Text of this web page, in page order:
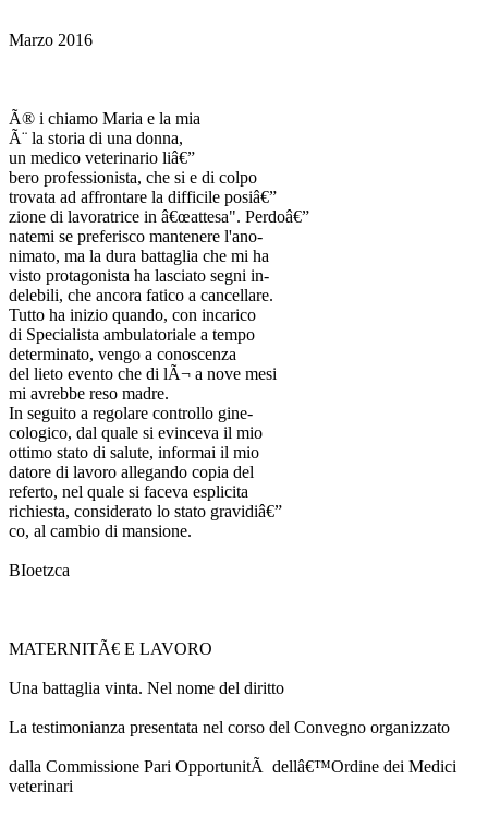
Marzo 2016
Ã® i chiamo Maria e la mia
Ã¨ la storia di una donna,
un medico veterinario liâ€”
bero professionista, che si e di colpo
trovata ad affrontare la difficile posiâ€”
zione di lavoratrice in â€œattesa". Perdoâ€”
natemi se preferisco mantenere l'ano-
nimato, ma la dura battaglia che mi ha
visto protagonista ha lasciato segni in-
delebili, che ancora fatico a cancellare.
Tutto ha inizio quando, con incarico
di Specialista ambulatoriale a tempo
determinato, vengo a conoscenza
del lieto evento che di lÃ¬ a nove mesi
mi avrebbe reso madre.
In seguito a regolare controllo gine-
cologico, dal quale si evinceva il mio
ottimo stato di salute, informai il mio
datore di lavoro allegando copia del
referto, nel quale si faceva esplicita
richiesta, considerato lo stato gravidiâ€”
co, al cambio di mansione.
BIoetzca
MATERNITÃ€ E LAVORO
Una battaglia vinta. Nel nome del diritto
La testimonianza presentata nel corso del Convegno organizzato
dalla Commissione Pari OpportunitÃ dellâ€™Ordine dei Medici
veterinari